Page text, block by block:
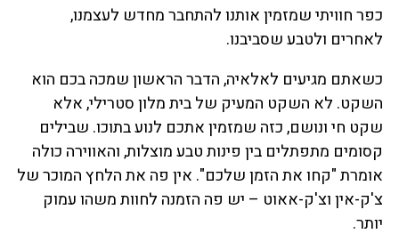
כפר חוויתי שמזמין אותנו להתחבר מחדש לעצמנו,
לאחרים ולטבע שסביבנו.
כשאתם מגיעים לאלאיה, הדבר הראשון שמכה בכם הוא
השקט. לא השקט המעיק של בית מלון סטרילי, אלא
שקט חי ונושם, כזה שמזמין אתכם לנוע בתוכו. שבילים
קסומים מתפתלים בין פינות טבע מוצלות, והאווירה כולה
אומרת "קחו את הזמן שלכם". אין פה את הלחץ המוכר של
צ'ק-אין וצ'ק-אאוט – יש פה הזמנה לחוות משהו עמוק
יותר.